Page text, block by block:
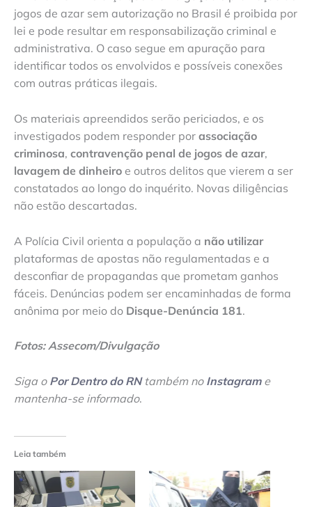
jogos de azar sem autorização no Brasil é proibida por
lei e pode resultar em responsabilização criminal e
administrativa. O caso segue em apuração para
identificar todos os envolvidos e possíveis conexões
com outras práticas ilegais.
Os materiais apreendidos serão periciados, e os
investigados podem responder por associação
criminosa, contravenção penal de jogos de azar,
lavagem de dinheiro e outros delitos que vierem a ser
constatados ao longo do inquérito. Novas diligências
não estão descartadas.
A Polícia Civil orienta a população a não utilizar
plataformas de apostas não regulamentadas e a
desconfiar de propagandas que prometam ganhos
fáceis. Denúncias podem ser encaminhadas de forma
anônima por meio do Disque-Denúncia 181.
Fotos: Assecom/Divulgação
Siga o Por Dentro do RNtambém no Instagrame
mantenha-se informado.
Leia também